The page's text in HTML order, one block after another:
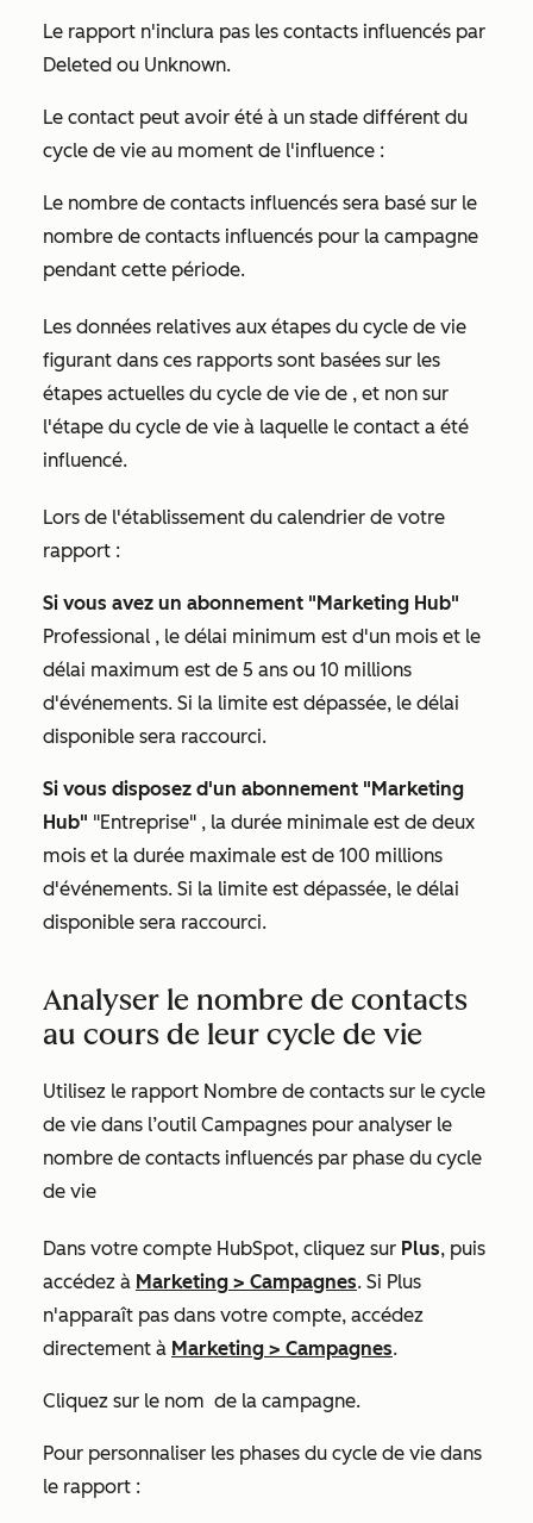
Le rapport n'inclura pas les contacts influencés par
Deleted ou Unknown.
Le contact peut avoir été à un stade différent du
cycle de vie au moment de l'influence :
Le nombre de contacts influencés sera basé sur le
nombre de contacts influencés pour la campagne
pendant cette période.
Les données relatives aux étapes du cycle de vie
figurant dans ces rapports sont basées sur les
étapes actuelles du cycle de vie de , et non sur
l'étape du cycle de vie à laquelle le contact a été
influencé.
Lors de l'établissement du calendrier de votre
rapport :
Si vous avez un abonnement "Marketing Hub"
Professional , le délai minimum est d'un mois et le
délai maximum est de 5 ans ou 10 millions
d'événements. Si la limite est dépassée, le délai
disponible sera raccourci.
Si vous disposez d'un abonnement "Marketing
Hub" "Entreprise" , la durée minimale est de deux
mois et la durée maximale est de 100 millions
d'événements. Si la limite est dépassée, le délai
disponible sera raccourci.
Analyser le nombre de contacts
au cours de leur cycle de vie
Utilisez le rapport Nombre de contacts sur le cycle
de vie dans l’outil Campagnes pour analyser le
nombre de contacts influencés par phase du cycle
de vie
Dans votre compte HubSpot, cliquez sur Plus, puis
accédez à Marketing > Campagnes. Si Plus
n'apparaît pas dans votre compte, accédez
directement à Marketing > Campagnes.
Cliquez sur le nom de la campagne.
Pour personnaliser les phases du cycle de vie dans
le rapport :